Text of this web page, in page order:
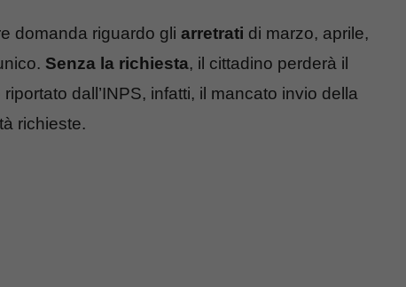
domanda riguardo gli arretrati di marzo, aprile,
Senza la richiesta, il cittadino perderà il
dall’INPS, infatti, il mancato invio della
richieste.